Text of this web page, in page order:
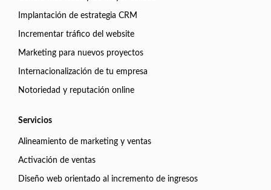
Implantación de estrategia CRM
Incrementar tráfico del website
Marketing para nuevos proyectos
Internacionalización de tu empresa
Notoriedad y reputación online
Servicios
Alineamiento de marketing y ventas
Activación de ventas
Diseño web orientado al incremento de ingresos